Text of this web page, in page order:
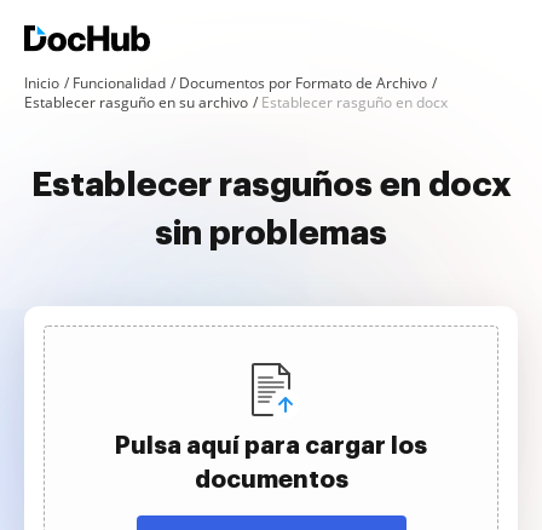
Inicio Funcionalidad
Documentos por Formato de Archivo
Establecer rasguño en su archivo
Establecer rasguño en docx
Establecer rasguños en docx
sin problemas
Pulsa aquí para cargar los
documentos